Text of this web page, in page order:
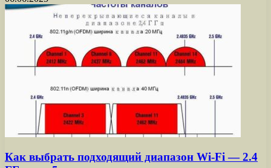
Как выбрать подходящий диапазон Wi-Fi — 2.4